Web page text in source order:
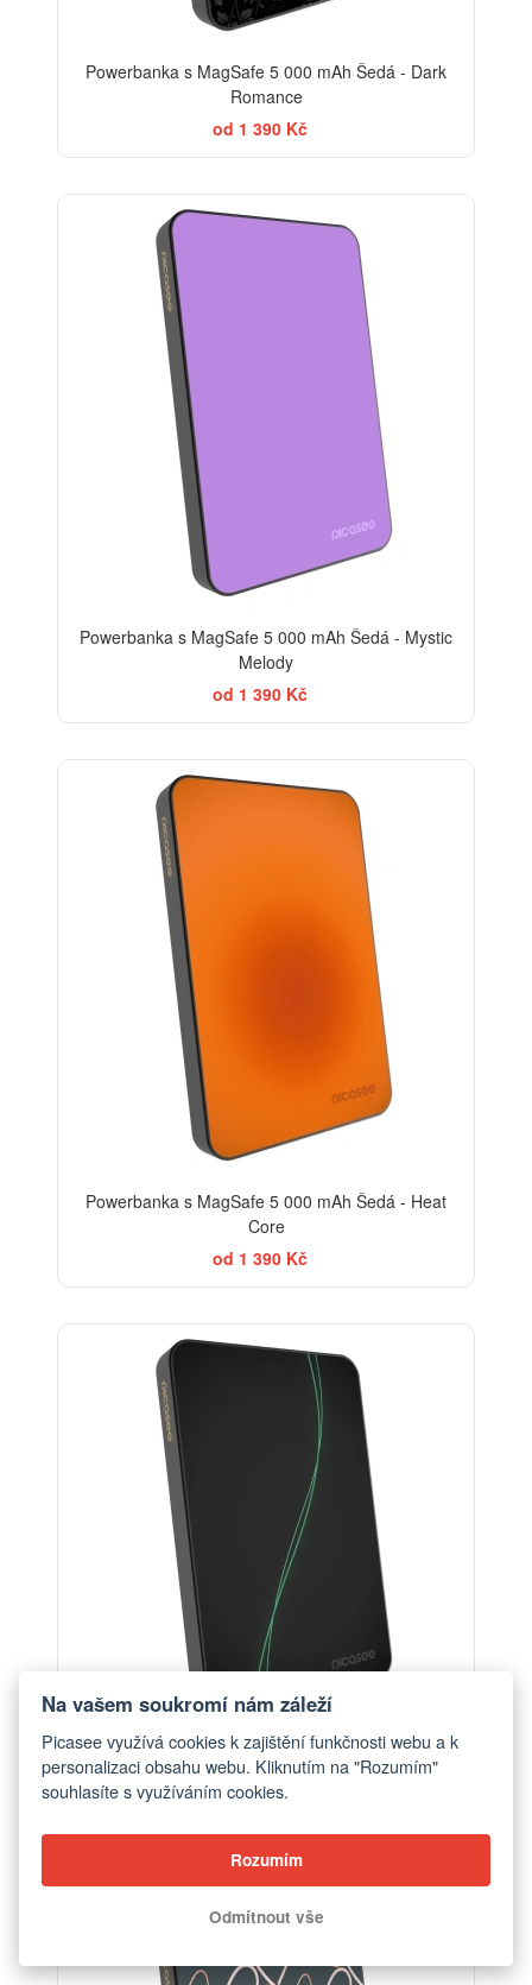
Powerbanka s MagSafe 5 000 mAh Šedá - Dark
Romance
od 1 390 Kč
Powerbanka s MagSafe 5 000 mAh Šedá - Mystic
Melody
od 1 390 Kč
Powerbanka s MagSafe 5 000 mAh Šedá - Heat
Core
od 1 390 Kč
Powerbanka s MagSafe 5 000 mAh Šedá - Be
Different
Na vašem soukromí nám záleží
Picasee využívá cookies k zajištění funkčnosti webu a k
personalizaci obsahu webu. Kliknutím na "Rozumím"
souhlasíte s využíváním cookies.
Rozumím
Odmítnout vše